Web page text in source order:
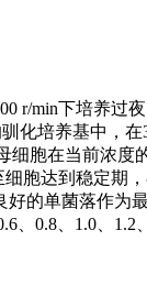
r/min下培养过
化培养基中，
胞在当前浓
胞达到稳定期
的单菌落作为
0.8、1.0、1.2